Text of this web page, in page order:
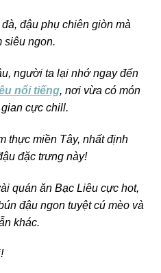
đậu phụ chiên giòn mà
siêu ngon.
người ta lại nhớ ngay đến
nổi tiếng, nơi vừa có món
cực chill.
thực miền Tây, nhất định
đặc trưng này!
quán ăn Bạc Liêu cực hot,
đậu ngon tuyệt cú mèo và
khác.